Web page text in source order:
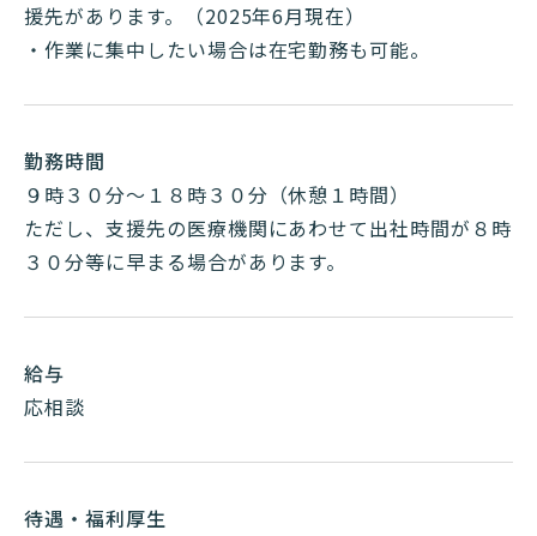
援先があります。（2025年6月現在）
・作業に集中したい場合は在宅勤務も可能。
勤務時間
９時３０分～１８時３０分（休憩１時間）
ただし、支援先の医療機関にあわせて出社時間が８時
３０分等に早まる場合があります。
給与
応相談
待遇・福利厚生